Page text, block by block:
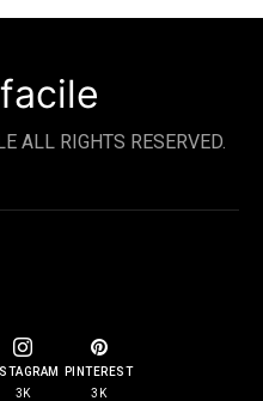
ALL RIGHTS RESERVED.
3K
PINTEREST
3K